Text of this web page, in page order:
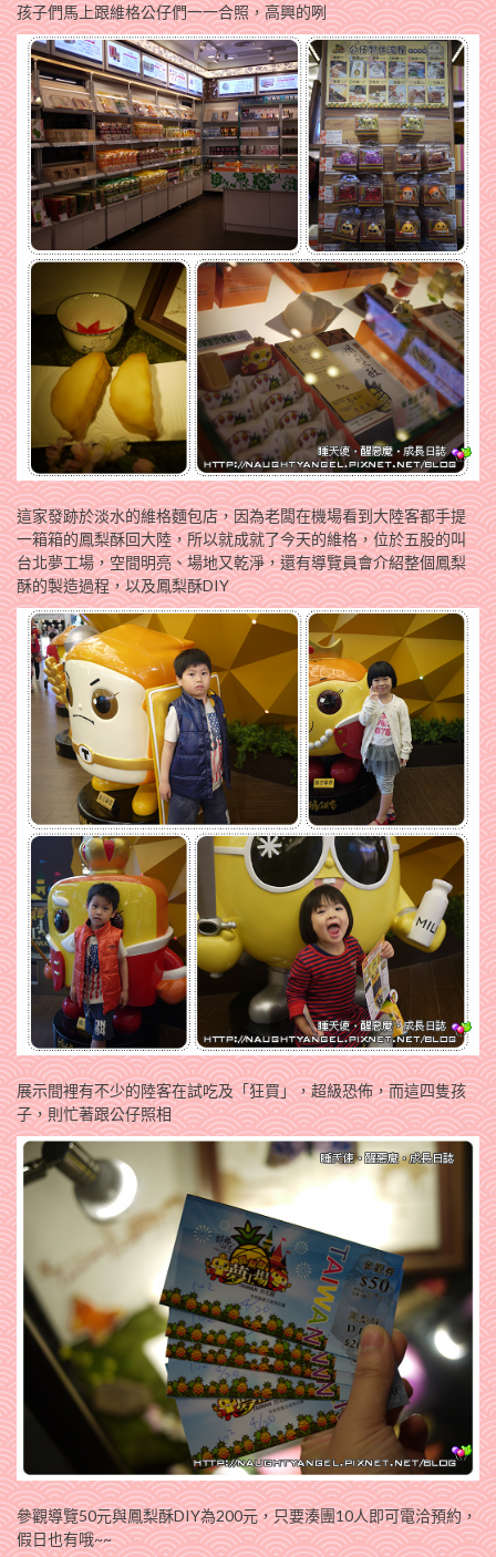
孩子們馬上跟維格公仔們一一合照，高興的咧
這家發跡於淡水的維格麵包店，因為老闆在機場看到大陸客都手提
一箱箱的鳳梨酥回大陸，所以就成就了今天的維格，位於五股的叫
台北夢工場，空間明亮、場地又乾淨，還有導覽員會介紹整個鳳梨
酥的製造過程，以及鳳梨酥DIY
展示間裡有不少的陸客在試吃及「狂買」，超級恐佈，而這四隻孩
子，則忙著跟公仔照相
參觀導覽50元與鳳梨酥DIY為200元，只要湊團10人即可電洽預約，
假日也有哦~~